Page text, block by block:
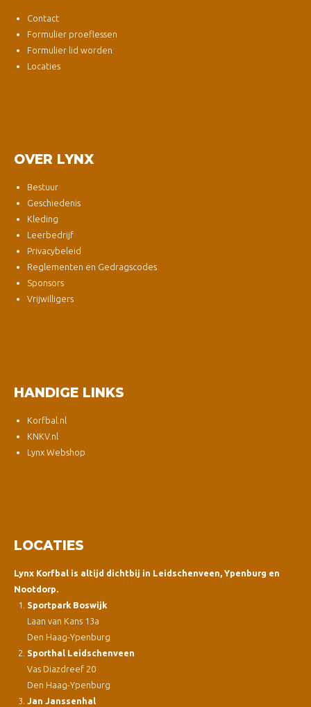
Contact
Formulier proeflessen
Formulier lid worden
Locaties
OVER LYNX
Bestuur
Geschiedenis
Kleding
Leerbedrijf
Privacybeleid
Reglementen en Gedragscodes
Sponsors
Vrijwilligers
HANDIGE LINKS
Korfbal.nl
KNKV.nl
Lynx Webshop
LOCATIES
Lynx Korfbal is altijd dichtbij in Leidschenveen, Ypenburg en
Nootdorp.
Sportpark Boswijk
Laan van Kans 13a
Den Haag-Ypenburg
Sporthal Leidschenveen
Vas Diazdreef 20
Den Haag-Ypenburg
Jan Janssenhal